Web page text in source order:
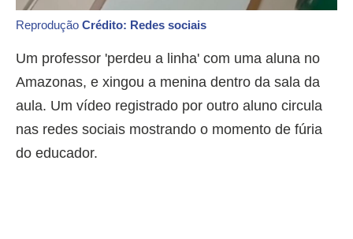
Reprodução Crédito: Redes sociais
Um professor 'perdeu a linha' com uma aluna no
Amazonas, e xingou a menina dentro da sala da
aula. Um vídeo registrado por outro aluno circula
nas redes sociais mostrando o momento de fúria
do educador.